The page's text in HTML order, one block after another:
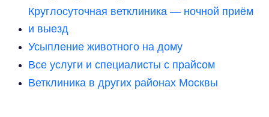
Круглосуточная ветклиника — ночной приём
и выезд
Усыпление животного на дому
Все услуги и специалисты с прайсом
Ветклиника в других районах Москвы